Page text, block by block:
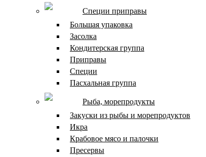
Специи приправы
Большая упаковка
Засолка
Кондитерская группа
Приправы
Специи
Пасхальная группа
Рыба, морепродукты
Закуски из рыбы и морепродуктов
Икра
Крабовое мясо и палочки
Пресервы